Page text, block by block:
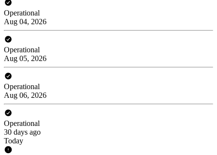
Operational
Aug 04, 2026
Operational
Aug 05, 2026
Operational
Aug 06, 2026
Operational
30 days ago
Today